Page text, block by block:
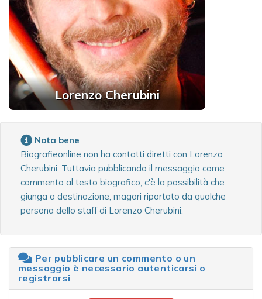
Lorenzo Cherubini
Nota bene
Biografieonline non ha contatti diretti con Lorenzo
Cherubini. Tuttavia pubblicando il messaggio come
commento al testo biografico, c'è la possibilità che
giunga a destinazione, magari riportato da qualche
persona dello staff di Lorenzo Cherubini.
Per pubblicare un commento o un
messaggio è necessario autenticarsi o
registrarsi